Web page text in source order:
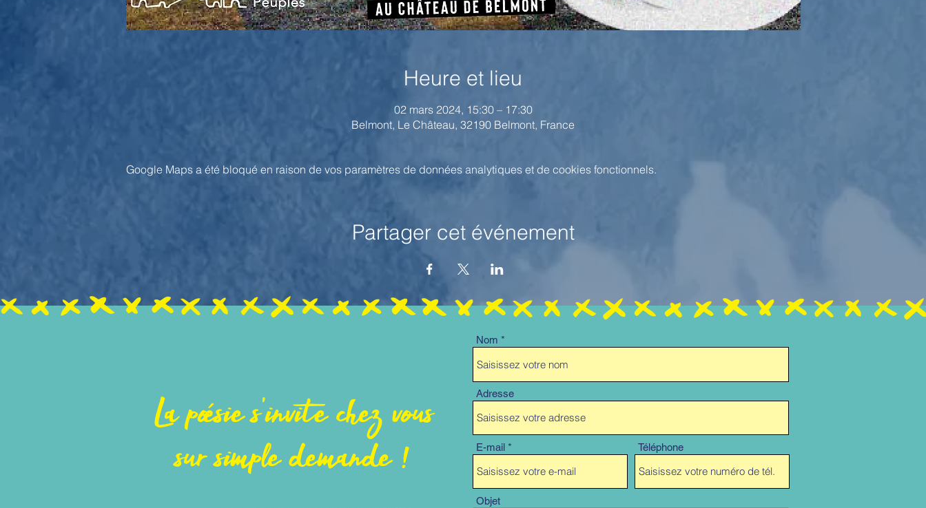
Heure et lieu
02 mars 2024, 15:30 – 17:30
Belmont, Le Château, 32190 Belmont, France
Google Maps a été bloqué en raison de vos paramètres de données analytiques et de cookies fonctionnels.
Partager cet événement
La poésie s'invite chez vous
sur simple demande !
Nom
Adresse
E-mail Téléphone
Objet